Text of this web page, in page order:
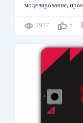
моделирование,
2917 5